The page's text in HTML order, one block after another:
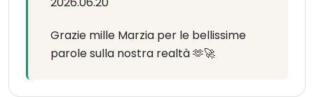
Grazie mille Marzia per le bellissime
parole sulla nostra realtà 🫶🚀